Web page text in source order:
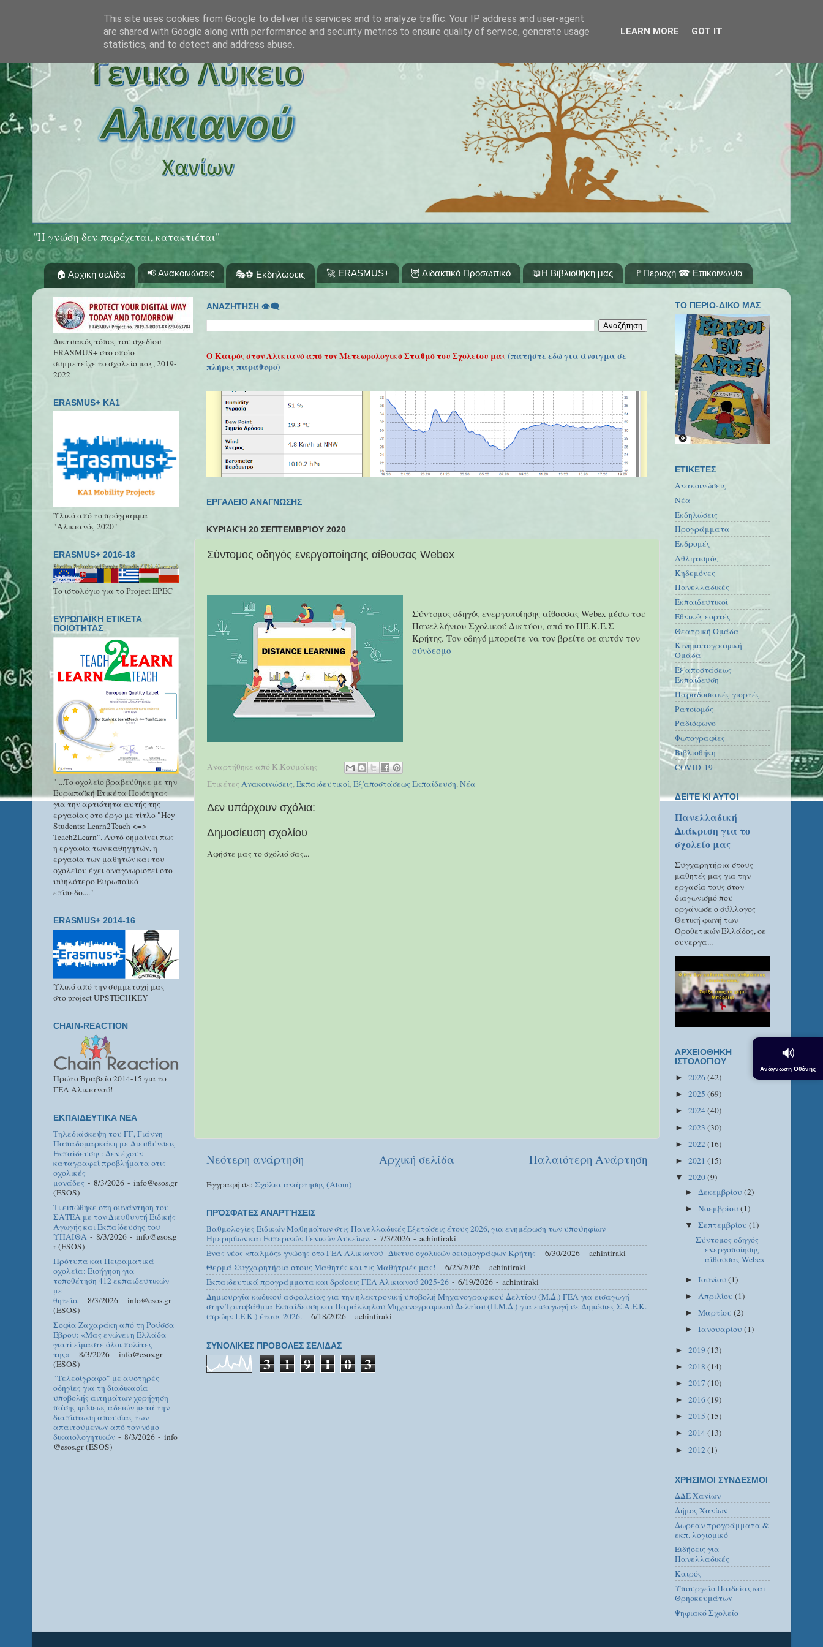
"Η γνώση δεν παρέχεται, κατακτιέται"
🏠 Αρχική σελίδα 📢 Ανακοινώσεις 🎭⚽ Εκδηλώσεις 🚀 ERASMUS+ 🦉 Διδακτικό Προσωπικό 📖Η Βιβλιοθήκη μας 🚩Περιοχή ☎ Επικοινωνία
ΑΝΑΖΗΤΗΣΗ 👁‍🗨
Ο Καιρός στον Αλικιανό από τον Μετεωρολογικό Σταθμό του Σχολείου μας(πατήστε εδώ για άνοιγμα σε
πλήρες παράθυρο)
ΕΡΓΑΛΕΙΟ ΑΝΑΓΝΩΣΗΣ
🔊
Ανάγνωση Οθόνης
ΚΥΡΙΑΚΉ 20 ΣΕΠΤΕΜΒΡΊΟΥ 2020
Σύντομος οδηγός ενεργοποίησης αίθουσας Webex
Σύντομος οδηγός ενεργοποίησης αίθουσας Webex μέσω του
Πανελλήνιου Σχολικού Δικτύου, από το ΠΕ.Κ.Ε.Σ
Κρήτης. Τον οδηγό μπορείτε να τον βρείτε σε αυτόν τον
σύνδεσμο
Αναρτήθηκε από Κ.Κουμάκης
Ετικέτες Ανακοινώσεις,Εκπαιδευτικοί,Εξ'αποστάσεως Εκπαίδευση,Νέα
Δεν υπάρχουν σχόλια:
Δημοσίευση σχολίου
Αφήστε μας το σχόλιό σας...
Νεότερη ανάρτηση Παλαιότερη Ανάρτηση
Αρχική σελίδα
Εγγραφή σε: Σχόλια ανάρτησης (Atom)
ΠΡΌΣΦΑΤΕΣ ΑΝΑΡΤΉΣΕΙΣ
Βαθμολογίες Ειδικών Μαθημάτων στις Πανελλαδικές Εξετάσεις έτους 2026, για ενημέρωση των υποψηφίων
Ημερησίων και Εσπερινών Γενικών Λυκείων. - 7/3/2026 - achintiraki
Ένας νέος «παλμός» γνώσης στο ΓΕΛ Αλικιανού -Δίκτυο σχολικών σεισμογράφων Κρήτης - 6/30/2026 - achintiraki
Θερμά Συγχαρητήρια στους Μαθητές και τις Μαθήτριές μας! - 6/25/2026 - achintiraki
Εκπαιδευτικά προγράμματα και δράσεις ΓΕΛ Αλικιανού 2025-26 - 6/19/2026 - achintiraki
Δημιουργία κωδικού ασφαλείας για την ηλεκτρονική υποβολή Μηχανογραφικού Δελτίου (Μ.Δ.) ΓΕΛ για εισαγωγή
στην Τριτοβάθμια Εκπαίδευση και Παράλληλου Μηχανογραφικού Δελτίου (Π.Μ.Δ.) για εισαγωγή σε Δημόσιες Σ.Α.Ε.Κ.
(πρώην Ι.Ε.Κ.) έτους 2026. - 6/18/2026 - achintiraki
ΣΥΝΟΛΙΚΕΣ ΠΡΟΒΟΛΕΣ ΣΕΛΙΔΑΣ
3 1 9 1 0 3
Δικτυακός τόπος του σχεδίου
ERASMUS+ στο οποίο
συμμετείχε το σχολείο μας, 2019-
2022
ERASMUS+ KA1
Υλικό από το πρόγραμμα
"Αλικιανός 2020"
ERASMUS+ 2016-18
Το ιστολόγιο για το Project EPEC
ΕΥΡΩΠΑΪΚΗ ΕΤΙΚΕΤΑ
ΠΟΙΟΤΗΤΑΣ
" ...Το σχολείο βραβεύθηκε με την
Ευρωπαϊκή Ετικέτα Ποιότητας
για την αρτιότητα αυτής της
εργασίας στο έργο με τίτλο "Hey
Students: Learn2Teach <=>
Teach2Learn". Αυτό σημαίνει πως
η εργασία των καθηγητών, η
εργασία των μαθητών και του
σχολείου έχει αναγνωριστεί στο
υψηλότερο Ευρωπαϊκό
επίπεδο...."
ERASMUS+ 2014-16
Υλικό από την συμμετοχή μας
στο project UPSTECHKEY
CHAIN-REACTION
Πρώτο Βραβείο 2014-15 για το
ΓΕΛ Αλικιανού!
ΕΚΠΑΙΔΕΥΤΙΚΑ ΝΕΑ
Τηλεδιάσκεψη του ΓΓ, Γιάννη
Παπαδομαρκάκη με Διευθύνσεις
Εκπαίδευσης: Δεν έχουν
καταγραφεί προβλήματα στις
σχολικές
μονάδες - 8/3/2026 - info@esos.gr
(ESOS)
Τι ειπώθηκε στη συνάντηση του
ΣΑΤΕΑ με τον Διευθυντή Ειδικής
Αγωγής και Εκπαίδευσης του
ΥΠΑΙΘΑ - 8/3/2026 - info@esos.g
r (ESOS)
Πρότυπα και Πειραματικά
σχολεία: Εισήγηση για
τοποθέτηση 412 εκπαιδευτικών
με
θητεία - 8/3/2026 - info@esos.gr
(ESOS)
Σοφία Ζαχαράκη από τη Ρούσσα
Έβρου: «Μας ενώνει η Ελλάδα
γιατί είμαστε όλοι πολίτες
της» - 8/3/2026 - info@esos.gr
(ESOS)
"Τελεσίγραφο" με αυστηρές
οδηγίες για τη διαδικασία
υποβολής αιτημάτων χορήγηση
πάσης φύσεως αδειών μετά την
διαπίστωση απουσίας των
απαιτούμενων από τον νόμο
δικαιολογητικών - 8/3/2026 - info
@esos.gr (ESOS)
ΤΟ ΠΕΡΙΟ-ΔΙΚΟ ΜΑΣ
ΕΤΙΚΕΤΕΣ
Ανακοινώσεις
Νέα
Εκδηλώσεις
Προγράμματα
Εκδρομές
Αθλητισμός
Κηδεμόνες
Πανελλαδικές
Εκπαιδευτικοί
Εθνικές εορτές
Θεατρική Ομάδα
Κινηματογραφική
Ομάδα
Εξ'αποστάσεως
Εκπαίδευση
Παραδοσιακές γιορτές
Ρατσισμός
Ραδιόφωνο
Φωτογραφίες
Βιβλιοθήκη
COVID-19
ΔΕΙΤΕ ΚΙ ΑΥΤΟ!
Πανελλαδική
Διάκριση για το
σχολείο μας
Συγχαρητήρια στους
μαθητές μας για την
εργασία τους στον
διαγωνισμό που
οργάνωσε ο σύλλογος
Θετική φωνή των
Οροθετικών Ελλάδος, σε
συνεργα...
ΑΡΧΕΙΟΘΗΚΗ
ΙΣΤΟΛΟΓΙΟΥ
► 2026(42)
► 2025 (69)
► 2024(40)
► 2023 (30)
► 2022(16)
► 2021 (15)
▼ 2020(9)
► Δεκεμβρίου(2)
►Νοεμβρίου(1)
▼Σεπτεμβρίου(1)
Σύντομος οδηγός
ενεργοποίησης
αίθουσας Webex
►Ιουνίου(1)
► Απριλίου(1)
►Μαρτίου(2)
►Ιανουαρίου(1)
► 2019 (13)
► 2018 (14)
► 2017 (10)
► 2016(19)
► 2015 (15)
► 2014(13)
► 2012(1)
ΧΡΗΣΙΜΟΙ ΣΥΝΔΕΣΜΟΙ
ΔΔΕ Χανίων
Δήμος Χανίων
Δωρεαν προγράμματα &
εκπ. λογισμικό
Ειδήσεις για
Πανελλαδικές
Καιρός
Υπουργείο Παιδείας και
Θρησκευμάτων
Ψηφιακό Σχολείο
This site uses cookies from Google to deliver its services and to analyze traffic. Your IP address and user-agent
are shared with Google along with performance and security metrics to ensure quality of service, generate usage
statistics, and to detect and address abuse.
LEARN MORE GOT IT